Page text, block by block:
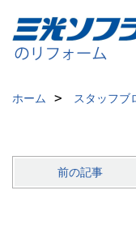
ホーム スタッフブ
前の記事